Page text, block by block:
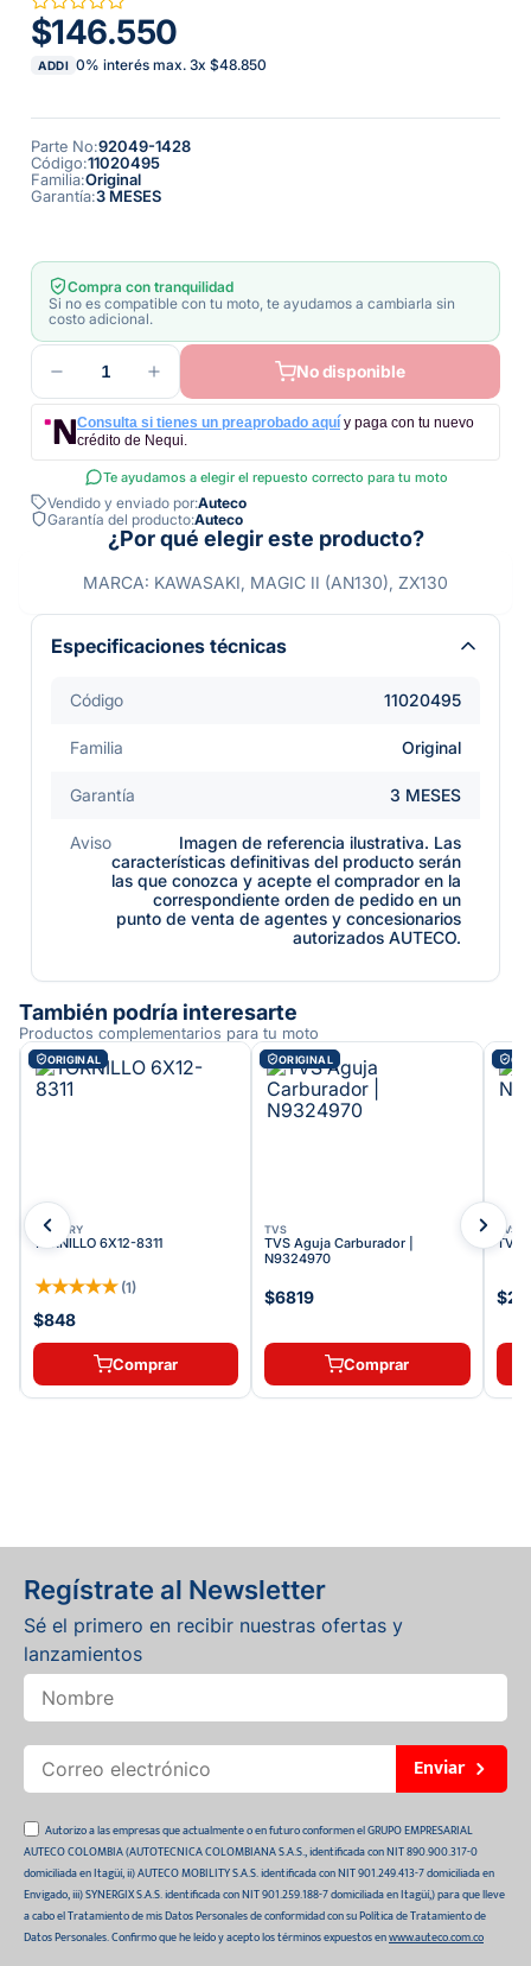
$146.550
ADDI 0% interés max. 3x $48.850
Parte No:92049-1428
Código:11020495
Familia:Original
Garantía:3 MESES
Compra con tranquilidad
Si no es compatible con tu moto, te ayudamos a cambiarla sin
costo adicional.
1 No disponible
Consulta si tienes un preaprobado aquí y paga con tu nuevo
crédito de Nequi.
Te ayudamos a elegir el repuesto correcto para tu moto
Vendido y enviado por:Auteco
Garantía del producto:Auteco
¿Por qué elegir este producto?
MARCA: KAWASAKI, MAGIC II (AN130), ZX130
Especificaciones técnicas
Código 11020495
Familia Original
Garantía 3 MESES
Aviso
Imagen de referencia ilustrativa. Las
características definitivas del producto serán
las que conozca y acepte el comprador en la
correspondiente orden de pedido en un
punto de venta de agentes y concesionarios
autorizados AUTECO.
También podría interesarte
Productos complementarios para tu moto
ORIGINAL
VICTORY
TORNILLO 6X12-8311
★★★★★ (1)
$848
Comprar
ORIGINAL
TVS
TVS Aguja Carburador |
N9324970
$6819
Comprar
TVS
TVS
Regístrate al Newsletter
Sé el primero en recibir nuestras ofertas y
lanzamientos
Enviar
Autorizo a las empresas que actualmente o en futuro conformen el GRUPO EMPRESARIAL
AUTECO COLOMBIA (AUTOTECNICA COLOMBIANA S.A.S., identificada con NIT 890.900.317-0
domiciliada en Itagüí, ii) AUTECO MOBILITY S.A.S. identificada con NIT 901.249.413-7 domiciliada en
Envigado, iii) SYNERGIX S.A.S. identificada con NIT 901.259.188-7 domiciliada en Itagüí,) para que lleve
a cabo el Tratamiento de mis Datos Personales de conformidad con su Política de Tratamiento de
Datos Personales. Confirmo que he leído y acepto los términos expuestos enwww.auteco.com.co